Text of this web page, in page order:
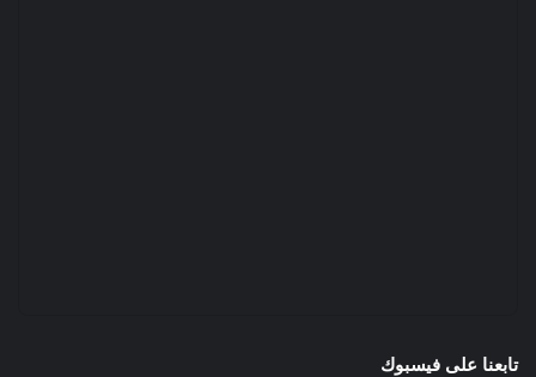
تابعنا على فيسبوك